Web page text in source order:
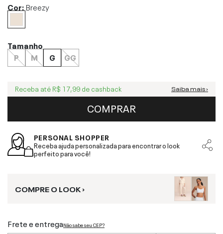
Cor:Breezy
Tamanho
P
M G GG
Receba até R$ 17,99 de cashback Saiba mais ›
COMPRAR
PERSONAL SHOPPER
Receba ajuda personalizada para encontrar o look
perfeito para você!
COMPRE O LOOK ›
Frete e entregaNão sabe seu CEP?